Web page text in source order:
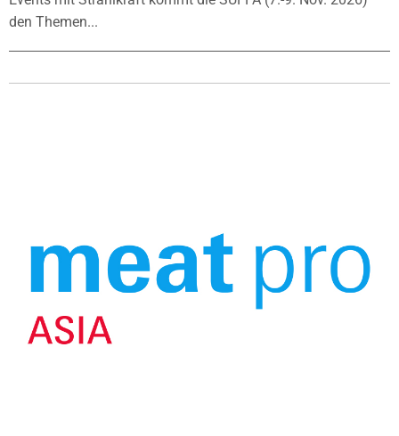
den Themen...